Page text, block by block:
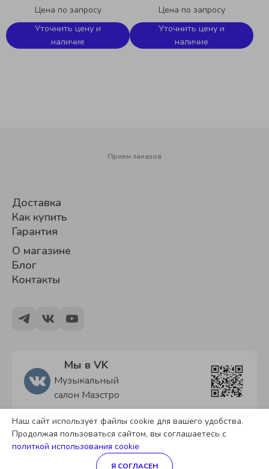
Цена по запросу
Уточнить цену и
наличие
Цена по запросу
Уточнить цену и
наличие
Доставка
Как купить
Гарантия
О магазине
Блог
Контакты
Прием заказов
Мы в VK
Музыкальный
салон Маэстро
Политика обработки персональных данных
Согласие на обработку персональных данных
Stranke.ru
Наш сайт использует файлы cookie для вашего удобства.
Продолжая пользоваться сайтом, вы соглашаетесь с
политкой использования cookie
Я СОГЛАСЕН